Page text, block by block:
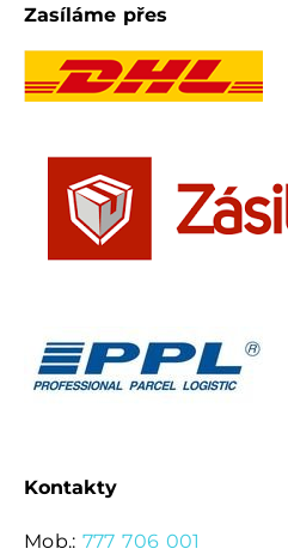
Zasíláme přes
Kontakty
Mob.: 777 706 001